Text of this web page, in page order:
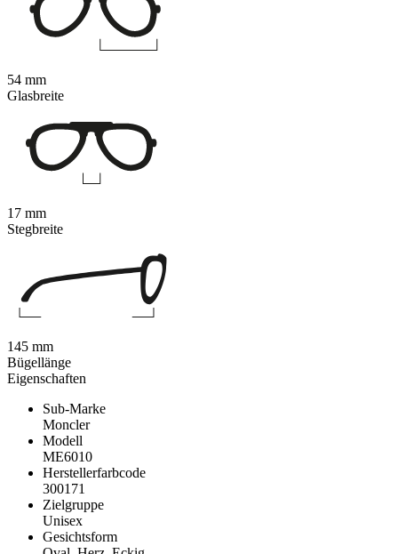
Eigenschaften
Sub-Marke
Moncler
Modell
ME6010
Herstellerfarbcode
300171
Zielgruppe
Unisex
Gesichtsform
54 mm
Glasbreite
17 mm
Stegbreite
145 mm
Bügellänge